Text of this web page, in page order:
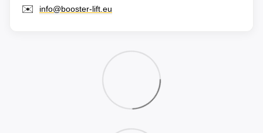
✉️ info@booster-lift.eu